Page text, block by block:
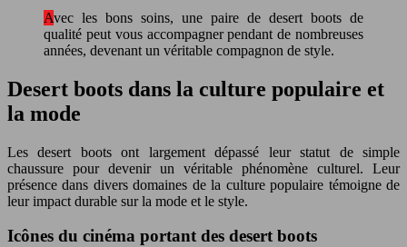
Avec les bons soins, une paire de desert boots de
qualité peut vous accompagner pendant de nombreuses
années, devenant un véritable compagnon de style.
Desert boots dans la culture populaire et
la mode
Les desert boots ont largement dépassé leur statut de simple
chaussure pour devenir un véritable phénomène culturel. Leur
présence dans divers domaines de la culture populaire témoigne de
leur impact durable sur la mode et le style.
Icônes du cinéma portant des desert boots